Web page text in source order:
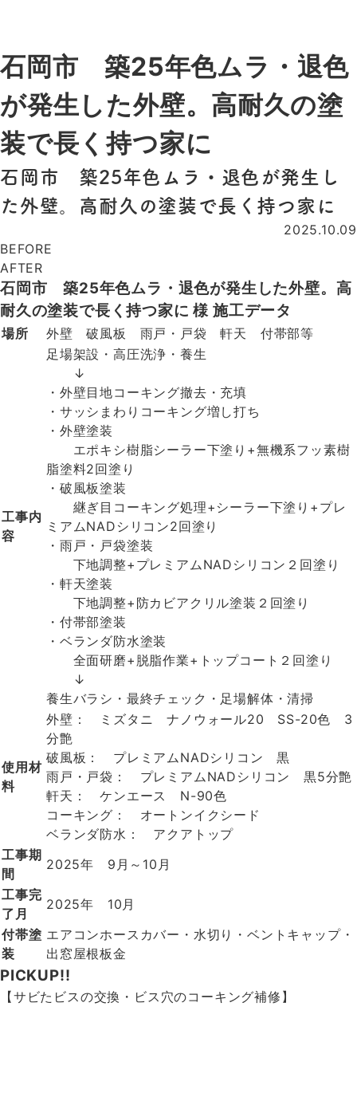
石岡市 築25年色ムラ・退色
が発生した外壁。高耐久の塗
装で長く持つ家に
石岡市 築25年色ムラ・退色が発生し
た外壁。高耐久の塗装で長く持つ家に
2025.10.09
BEFORE
AFTER
石岡市 築25年色ムラ・退色が発生した外壁。高
耐久の塗装で長く持つ家に 様 施工データ
場所 外壁 破風板 雨戸・戸袋 軒天 付帯部等
工事内
容
足場架設・高圧洗浄・養生
↓
・外壁目地コーキング撤去・充填
・サッシまわりコーキング増し打ち
・外壁塗装
エポキシ樹脂シーラー下塗り+無機系フッ素樹
脂塗料2回塗り
・破風板塗装
継ぎ目コーキング処理+シーラー下塗り+プレ
ミアムNADシリコン2回塗り
・雨戸・戸袋塗装
下地調整+プレミアムNADシリコン２回塗り
・軒天塗装
下地調整+防カビアクリル塗装２回塗り
・付帯部塗装
・ベランダ防水塗装
全面研磨+脱脂作業+トップコート２回塗り
↓
養生バラシ・最終チェック・足場解体・清掃
使用材
料
外壁： ミズタニ ナノウォール20 SS-20色 3
分艶
破風板： プレミアムNADシリコン 黒
雨戸・戸袋： プレミアムNADシリコン 黒5分艶
軒天： ケンエース N-90色
コーキング： オートンイクシード
ベランダ防水： アクアトップ
工事期
間
2025年 9月～10月
工事完
了月
2025年 10月
付帯塗
装
エアコンホースカバー・水切り・ベントキャップ・
出窓屋根板金
PICKUP!!
【サビたビスの交換・ビス穴のコーキング補修】